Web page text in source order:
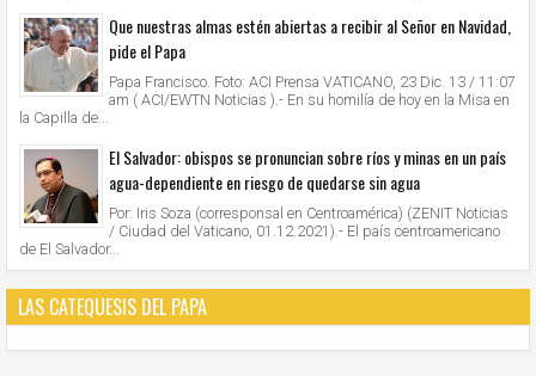
Que nuestras almas estén abiertas a recibir al Señor en Navidad,
pide el Papa
Papa Francisco. Foto: ACI Prensa VATICANO, 23 Dic. 13 / 11:07
am ( ACI/EWTN Noticias ).- En su homilía de hoy en la Misa en
la Capilla de...
El Salvador: obispos se pronuncian sobre ríos y minas en un país
agua-dependiente en riesgo de quedarse sin agua
Por: Iris Soza (corresponsal en Centroamérica) (ZENIT Noticias
/ Ciudad del Vaticano, 01.12.2021).- El país centroamericano
de El Salvador...
LAS CATEQUESIS DEL PAPA